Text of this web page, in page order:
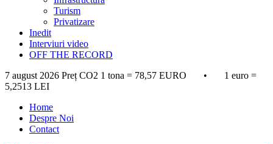
Turism
Privatizare
Inedit
Interviuri video
OFF THE RECORD
7 august 2026 Preț CO2 1 tona = 78,57 EURO • 1 euro =
5,2513 LEI
Home
Despre Noi
Contact